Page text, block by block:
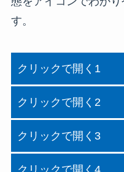
す。
クリックで開く1
クリックで開く2
クリックで開く3
クリックで開く4